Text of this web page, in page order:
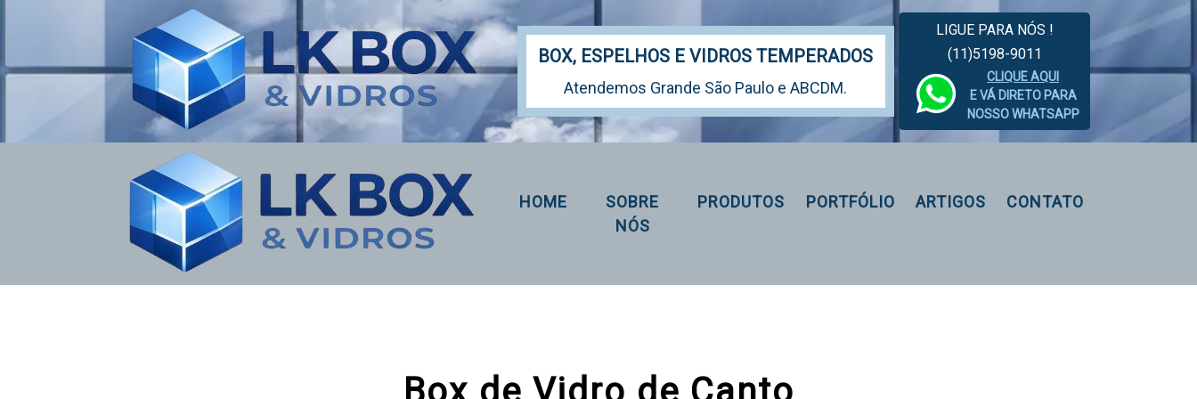
BOX, ESPELHOS E VIDROS TEMPERADOS
Atendemos Grande São Paulo e ABCDM.
LIGUE PARA NÓS !
(11)5198-9011
CLIQUE AQUI
E VÁ DIRETO PARA
NOSSO WHATSAPP
HOME
SOBRE
NÓS
PRODUTOS PORTFÓLIO ARTIGOS CONTATO